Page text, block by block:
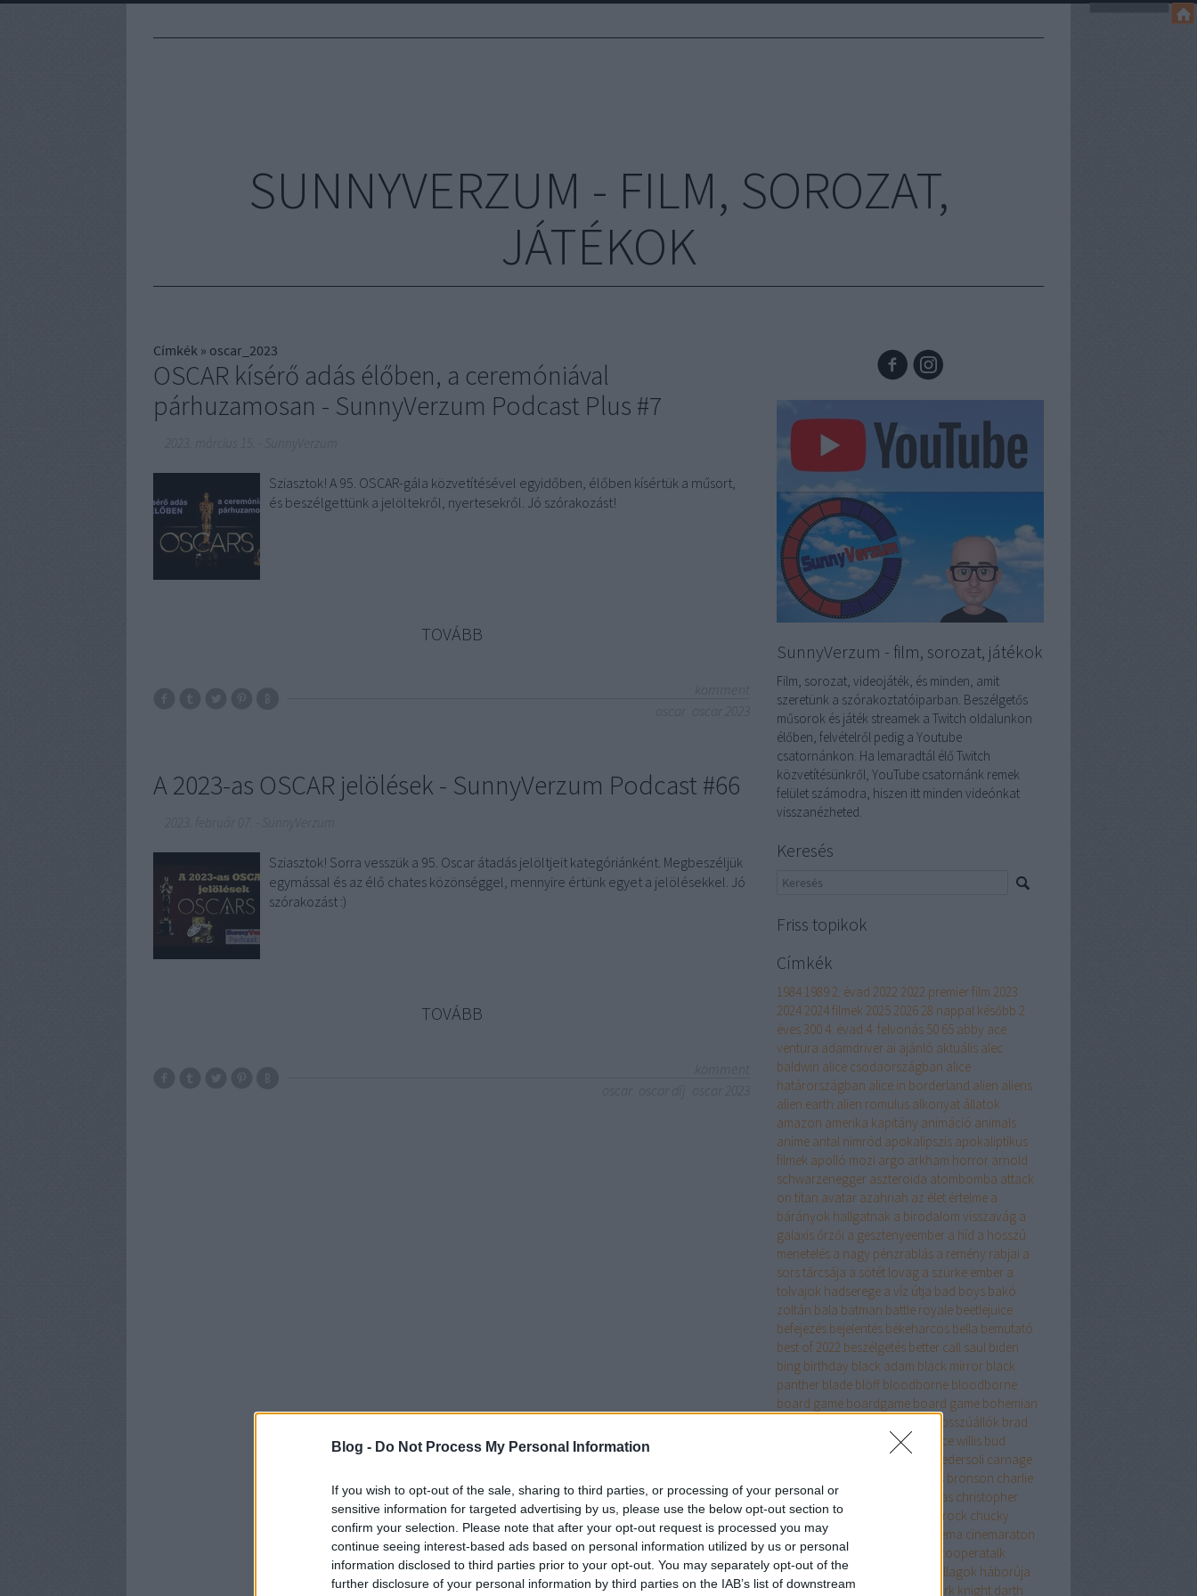
Blog - Do Not Process My Personal Information
If you wish to opt-out of the sale, sharing to third parties, or processing of your personal or
sensitive information for targeted advertising by us, please use the below opt-out section to
confirm your selection. Please note that after your opt-out request is processed you may
continue seeing interest-based ads based on personal information utilized by us or personal
information disclosed to third parties prior to your opt-out. You may separately opt-out of the
further disclosure of your personal information by third parties on the IAB’s list of downstream
SUNNYVERZUM - FILM, SOROZAT,
JÁTÉKOK
Címkék » oscar_2023
OSCAR kísérő adás élőben, a ceremóniával
párhuzamosan - SunnyVerzum Podcast Plus #7
Sziasztok! A 95. OSCAR-gála közvetítésével egyidőben, élőben kísértük a műsort,
és beszélgettünk a jelöltekről, nyertesekről. Jó szórakozást!
TOVÁBB
A 2023-as OSCAR jelölések - SunnyVerzum Podcast #66
Sziasztok! Sorra vesszük a 95. Oscar átadás jelöltjeit kategóriánként. Megbeszéljük
egymással és az élő chates közönséggel, mennyire értünk egyet a jelölésekkel. Jó
szórakozást :)
TOVÁBB
SunnyVerzum - film, sorozat, játékok
Film, sorozat, videojáték, és minden, amit
szeretünk a szórakoztatóiparban. Beszélgetős
műsorok és játék streamek a Twitch oldalunkon
élőben, felvételről pedig a Youtube
csatornánkon. Ha lemaradtál élő Twitch
közvetítésünkről, YouTube csatornánk remek
felület számodra, hiszen itt minden videónkat
visszanézheted.
Keresés
Friss topikok
Címkék
1984 1989 2. évad 2022 2022 premier film 2023
2024 2024 filmek 2025 2026 28 nappal később 2
éves300 4. évad 4. felvonás 50 65 abby ace
ventura adamdriver ai ajánló aktuális alec
baldwin alice csodaországban alice
határországban alice in borderland alien aliens
alien earth alien romulus alkonyat állatok
amazon amerika kapitány animáció animals
anime antal nimród apokalipszis apokaliptikus
filmek apolló mozi argo arkham horror arnold
schwarzenegger aszteroida atombomba attack
on titan avatar azahriah az élet értelme a
bárányok hallgatnak a birodalom visszavág a
galaxis őrzői a gesztenyeember a híd a hosszú
menetelés a nagy pénzrablás a remény rabjai a
sors tárcsája a sötét lovag a szürke ember a
tolvajok hadserege a víz útja bad boys bakó
zoltán bala batman battle royale beetlejuice
befejezés bejelentés békeharcos bella bemutató
best of 2022 beszélgetés better call saul biden
bing birthday black adam black mirror black
panther blade blöff bloodborne bloodborne
board game boardgame board game bohemian
bosszúállók brad
bruce lee bruce willis bud
byealex carlo pedersoli carnage
charles bronson charlie
és a csokigyár
christmas christopher
nolanChristopher Nolan chris rock chucky
chucky hewitt
cinema cinemaraton
clickbaitcoco
cooperatalk
cooperaTALK
csillagok háborúja
csokicsuja imre dark knight darth